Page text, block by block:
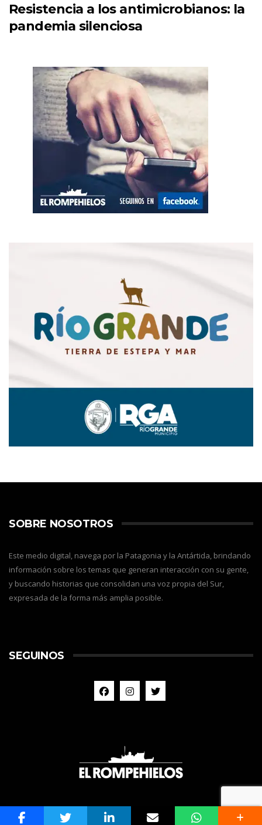
Resistencia a los antimicrobianos: la
pandemia silenciosa
SOBRE NOSOTROS
Este medio digital, navega por la Patagonia y la Antártida, brindando
información sobre los temas que generan interacción con su gente,
y buscando historias que consolidan una voz propia del Sur,
expresada de la forma más amplia posible.
SEGUINOS